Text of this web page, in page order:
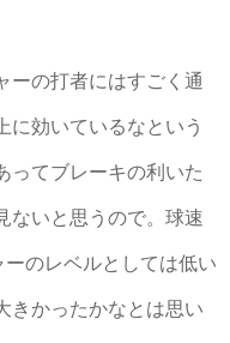
ーの打者にはすごく通
に効いているなという
ってブレーキの利いた
ないと思うので。球速
のレベルとしては低い
きかったかなとは思い